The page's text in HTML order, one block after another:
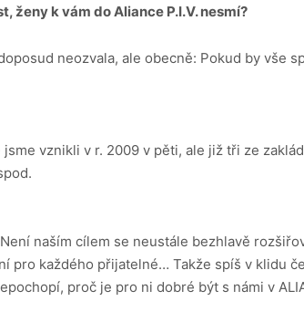
ženy k vám do Aliance P.I.V. nesmí?
neozvala, ale obecně: Pokud by vše
vznikli v r. 2009 v pěti, ale již tři ze
naším cílem se neustále bezhlavě
pro každého přijatelné… Takže spíš v klidu
proč je pro ni dobré být s námi v